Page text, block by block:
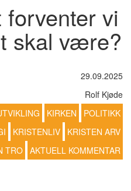
forventer vi
skal være?
29.09.2025
Rolf Kjøde
KIRKEN
POLITIKK
KRISTENLIV
KRISTEN ARV
TRO AKTUELL KOMMENTAR